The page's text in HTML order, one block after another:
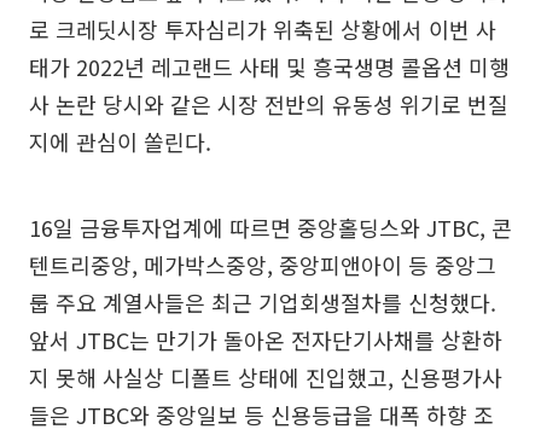
로 크레딧시장 투자심리가 위축된 상황에서 이번 사
태가 2022년 레고랜드 사태 및 흥국생명 콜옵션 미행
사 논란 당시와 같은 시장 전반의 유동성 위기로 번질
지에 관심이 쏠린다.
16일 금융투자업계에 따르면 중앙홀딩스와 JTBC, 콘
텐트리중앙, 메가박스중앙, 중앙피앤아이 등 중앙그
룹 주요 계열사들은 최근 기업회생절차를 신청했다.
앞서 JTBC는 만기가 돌아온 전자단기사채를 상환하
지 못해 사실상 디폴트 상태에 진입했고, 신용평가사
들은 JTBC와 중앙일보 등 신용등급을 대폭 하향 조